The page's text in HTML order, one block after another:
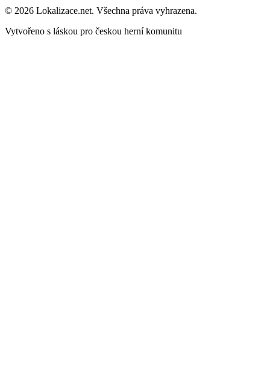
© 2026 Lokalizace.net. Všechna práva vyhrazena.
Vytvořeno s láskou pro českou herní komunitu